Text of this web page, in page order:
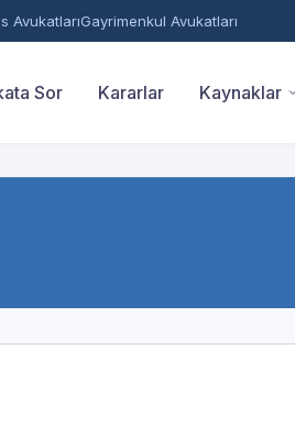
AvukatlarıGayrimenkul Avukatları
Sor Kararlar Kaynaklar